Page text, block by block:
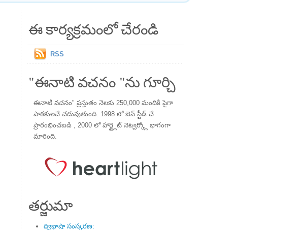
ఈ కార్యక్రమంలో చేరండి
RSS
"ఈనాటి వచనం "ను గూర్చి
ఈనాటి వచనం" ప్రస్తుతం నెలకు 250,000 మందికి పైగా
పాఠకులచే చదువుతుంది. 1998 లో బెన్ స్టీడ్ చే
ప్రారంభించబడి , 2000 లో హార్ట్లైట్ నెట్వర్క్లో భాగంగా
మారింది.
తర్జుమా
ద్విభాషా సంస్కరణ: